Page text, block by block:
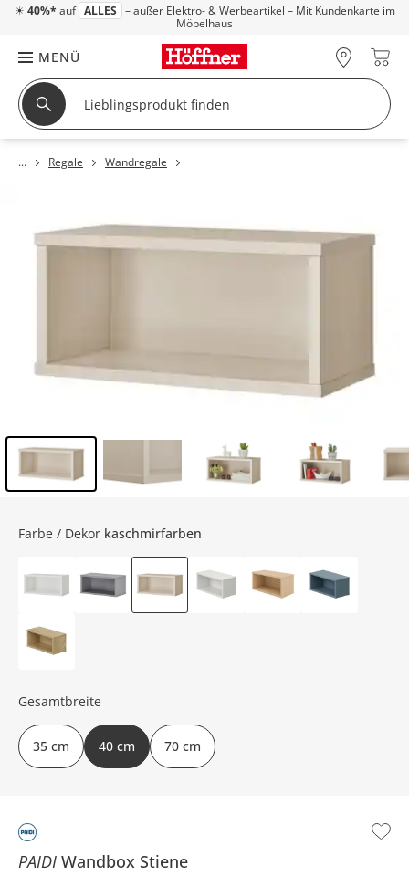
☀ 40%* auf ALLES – außer Elektro- & Werbeartikel – Mit Kundenkarte im
Möbelhaus
MENÜ
Regale Wandregale
PAIDI Wandbox Stiene
Farbe / Dekor kaschmirfarben
Gesamtbreite
35 cm 40 cm 70 cm